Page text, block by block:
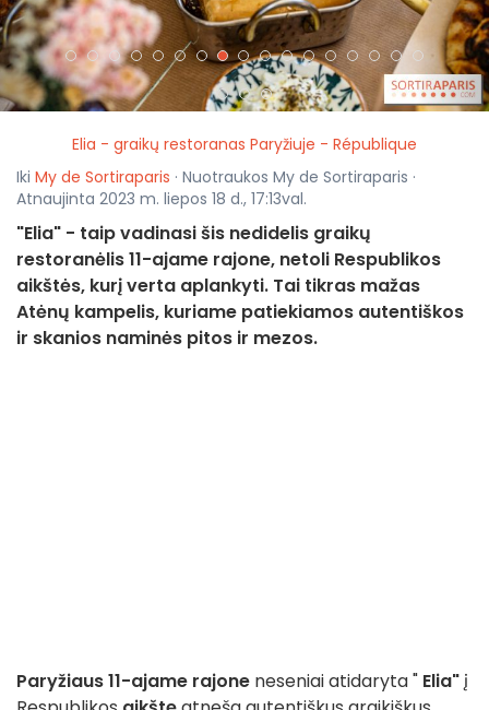
Elia - graikų restoranas Paryžiuje - République
Iki My de Sortiraparis · Nuotraukos My de Sortiraparis ·
Atnaujinta 2023 m. liepos 18 d., 17:13val.
"Elia" - taip vadinasi šis nedidelis graikų
restoranėlis 11-ajame rajone, netoli Respublikos
aikštės, kurį verta aplankyti. Tai tikras mažas
Atėnų kampelis, kuriame patiekiamos autentiškos
ir skanios naminės pitos ir mezos.
Paryžiaus 11-ajame rajone neseniai atidaryta " Elia"į